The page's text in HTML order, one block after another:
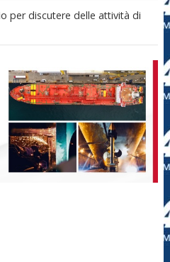
per discutere delle attività di